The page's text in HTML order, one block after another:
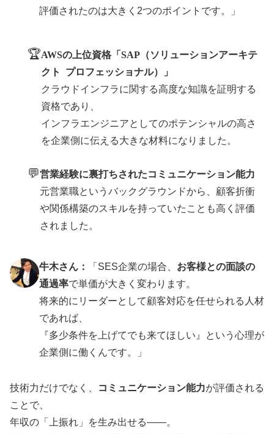
評価されたのは大きく2つのポイントです。」
🏆AWSの上位資格「SAP（ソリューションアーキテ
クト プロフェッショナル）」
クラウドインフラに関する高度な知識を証明する
資格であり、
インフラエンジニアとしてのポテンシャルの高さ
を企業側に伝える大きな材料になりました。
💬営業経験に裏打ちされたコミュニケーション能力
元営業職というバックグラウンドから、顧客折衝
や関係構築のスキルを持っていたことも高く評価
されました。
牛木さん： 「SES企業の場合、 お客様との面談の
通過率で単価が大きく変わります。
将来的にリーダーとして顧客対応を任せられる人材
であれば、
『多少条件を上げてでも来てほしい』という心理が
企業側に働くんです。」
技術力だけでなく、 コミュニケーション能力が評価される
ことで、
年収の「上振れ」を生み出せる――。